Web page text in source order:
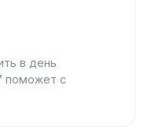
в день
поможет с